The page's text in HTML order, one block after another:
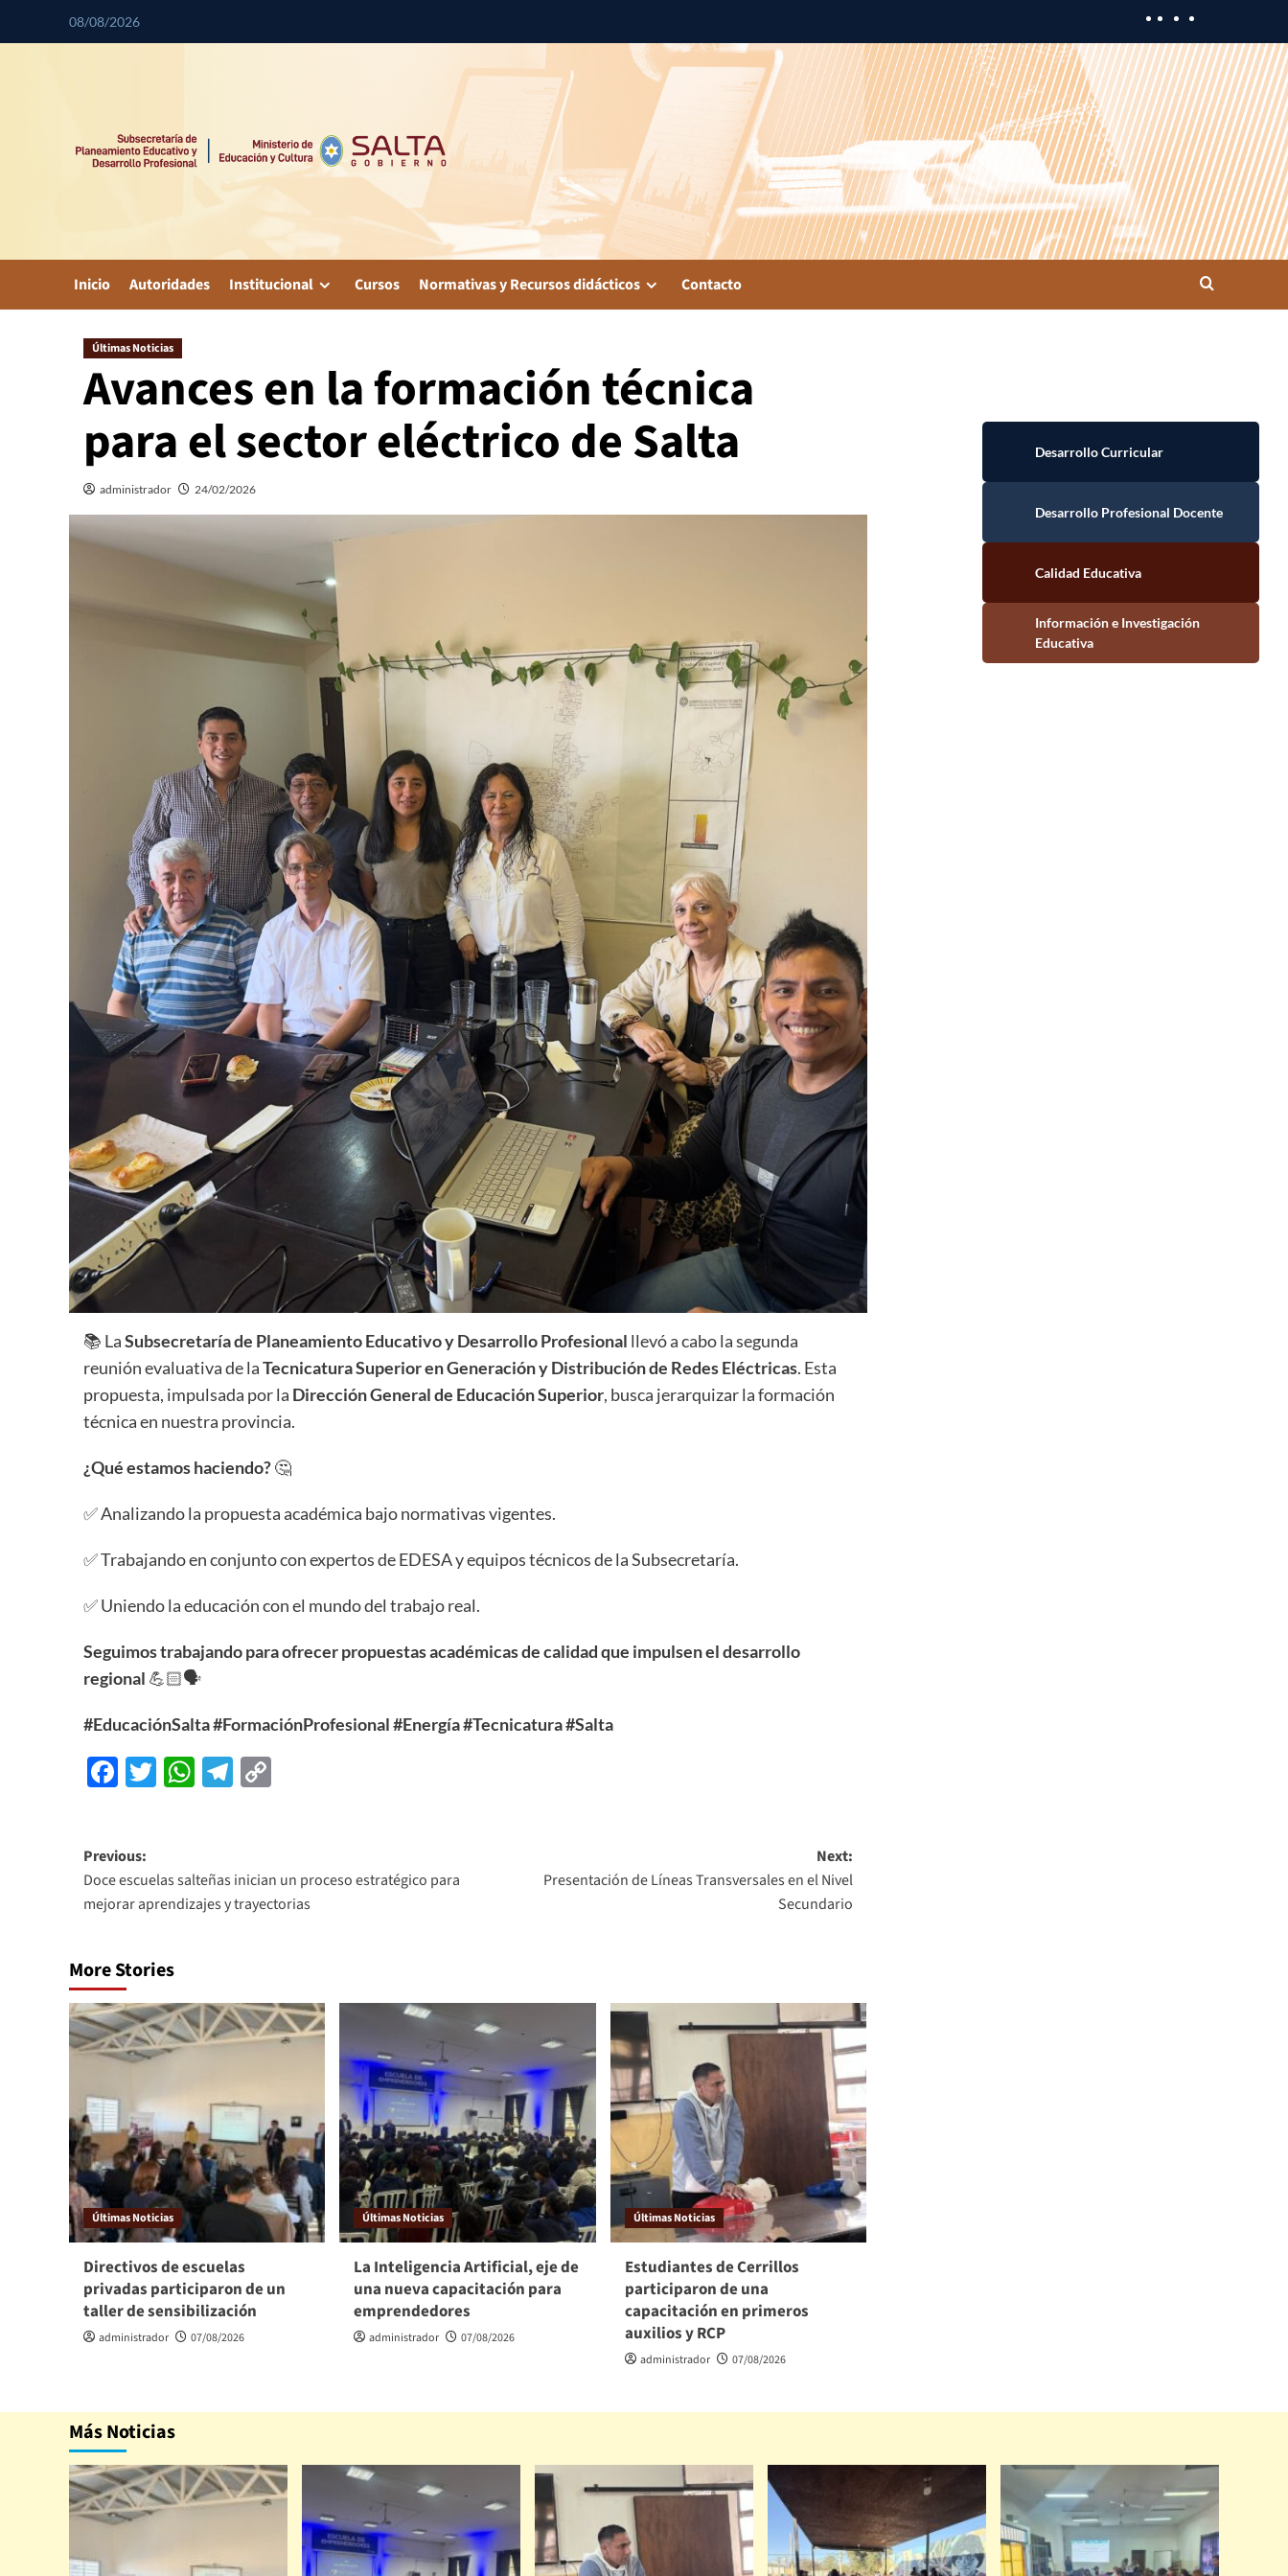
08/08/2026
Inicio Autoridades Institucional Cursos Normativas y Recursos didácticos Contacto
Últimas Noticias
Avances en la formación técnica
para el sector eléctrico de Salta
administrador 24/02/2026
📚 LaSubsecretaría de Planeamiento Educativo y Desarrollo Profesional llevó a cabo la segunda
reunión evaluativa de laTecnicatura Superior en Generación y Distribución de Redes Eléctricas. Esta
propuesta, impulsada por la Dirección General de Educación Superior, busca jerarquizar la formación
técnica en nuestra provincia.
¿Qué estamos haciendo?🤔
✅ Analizando la propuesta académica bajo normativas vigentes.
✅ Trabajando en conjunto con expertos de EDESA y equipos técnicos de la Subsecretaría.
✅ Uniendo la educación con el mundo del trabajo real.
Seguimos trabajando para ofrecer propuestas académicas de calidad que impulsen el desarrollo
regional 💪🏻🗣️
#EducaciónSalta#FormaciónProfesional#Energía#Tecnicatura#Salta
Facebook
Twitter
WhatsApp
Telegram
Previous:
Doce escuelas salteñas inician un proceso estratégico para
mejorar aprendizajes y trayectorias
Next:
Presentación de Líneas Transversales en el Nivel
Secundario
More Stories
Últimas Noticias
Directivos de escuelas
privadas participaron de un
taller de sensibilización
administrador 07/08/2026
Últimas Noticias
La Inteligencia Artificial, eje de
una nueva capacitación para
emprendedores
administrador 07/08/2026
Últimas Noticias
Estudiantes de Cerrillos
participaron de una
capacitación en primeros
auxilios y RCP
administrador 07/08/2026
Información e Investigación Educativa
Más Noticias